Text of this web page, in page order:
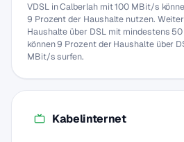
VDSL in Calberlah mit 100 MBit/s
9 Prozent der Haushalte nutzen.
Haushalte über DSL mit mindestens
können 9 Prozent der Haushalte über
MBit/s surfen.
Kabelinternet